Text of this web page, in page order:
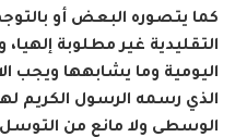
كما يتصوره البعض أو
التقليدية غير مطلوبة
اليومية وما يشابهها ويجب
الذي رسمه الرسول الكريم
الوسطى ولا مانع من